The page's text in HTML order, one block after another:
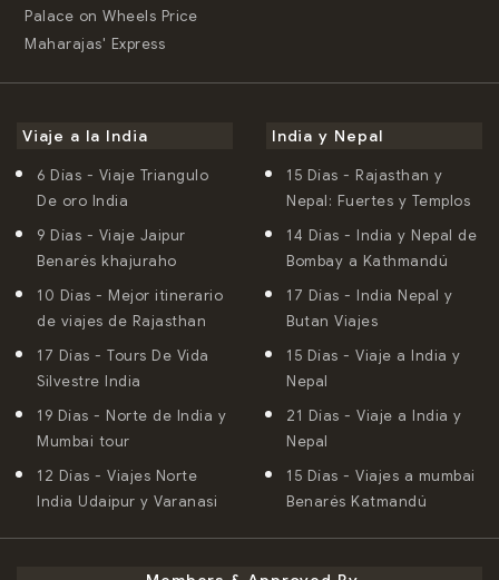
14 Días - India y Nepal de Bombay a Kathmandú
11 Días- India Nepal y Butan Viajes
21 Días- Viaje a India y Nepal
Palace on Wheels Price
Maharajas' Express
Viaje a la India
6 Días - Viaje Triangulo
De oro India
9 Días - Viaje Jaipur
Benarés khajuraho
10 Días - Mejor itinerario
de viajes de Rajasthan
17 Días - Tours De Vida
Silvestre India
19 Días - Norte de India y
Mumbai tour
12 Días - Viajes Norte
India Udaipur y Varanasi
India y Nepal
15 Días - Rajasthan y
Nepal: Fuertes y Templos
14 Días - India y Nepal de
Bombay a Kathmandú
17 Días - India Nepal y
Butan Viajes
15 Días - Viaje a India y
Nepal
21 Días - Viaje a India y
Nepal
15 Días - Viajes a mumbai
Benarés Katmandú